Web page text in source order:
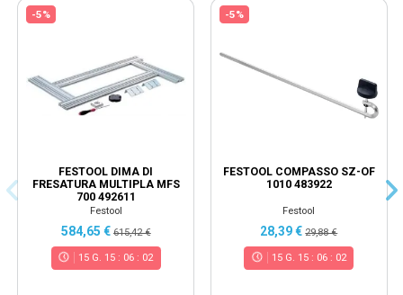
-5%
FESTOOL DIMA DI
FRESATURA MULTIPLA MFS
700 492611
Festool
584,65 € 615,42 €
15 G. 15 : 06 : 02
-5%
FESTOOL COMPASSO SZ-OF
1010 483922
Festool
28,39 €29,88 €
15G. 15: 06: 02